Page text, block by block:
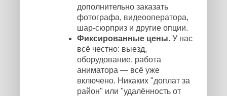
дополнительно заказать
фотографа, видеооператора,
шар-сюрприз и другие опции.
Фиксированные цены. У нас
всё честно: выезд,
оборудование, работа
аниматора — всё уже
включено. Никаких "доплат за
район" или "удалённость от